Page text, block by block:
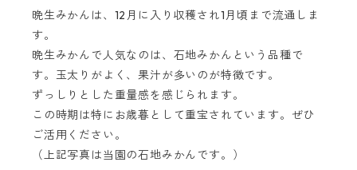
晩生みかんは、12月に入り収穫され1月頃まで流通しま
す。
晩生みかんで人気なのは、石地みかんという品種で
す。玉太りがよく、果汁が多いのが特徴です。
ずっしりとした重量感を感じられます。
この時期は特にお歳暮として重宝されています。ぜひ
ご活用ください。
（上記写真は当園の石地みかんです。）